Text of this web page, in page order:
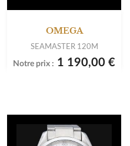
OMEGA
SEAMASTER 120M
Notre prix : 1 190,00 €